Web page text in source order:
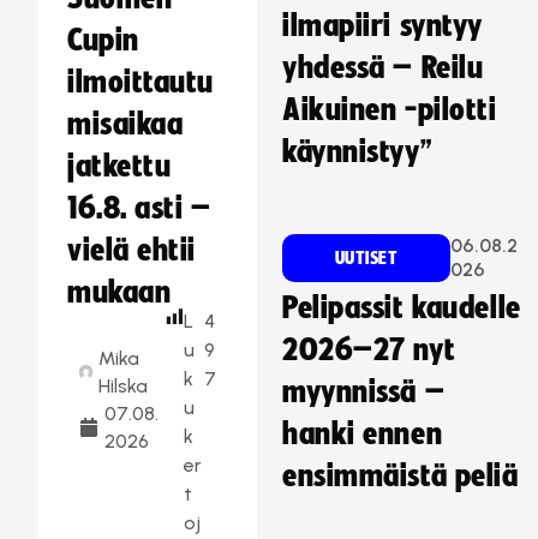
Cupin
ilmoittautu
misaikaa
jatkettu
16.8. asti –
vielä ehtii
mukaan
Mika
Hilska
07.08.
2026
L
u
k
u
k
er
t
oj
4
9
7
ilmapiiri syntyy
yhdessä – Reilu
Aikuinen -pilotti
käynnistyy”
UUTISET
06.08.2
026
Pelipassit kaudelle
2026–27 nyt
myynnissä –
hanki ennen
ensimmäistä peliä